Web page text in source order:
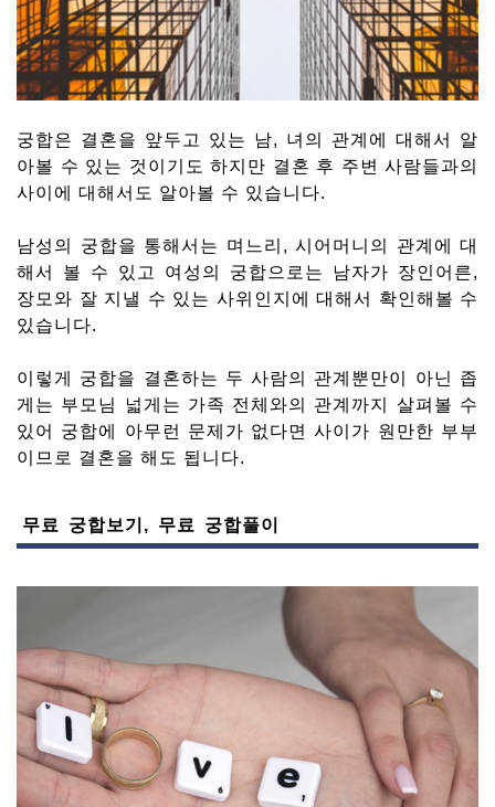
궁합은 결혼을 앞두고 있는 남, 녀의 관계에 대해서 알
아볼 수 있는 것이기도 하지만 결혼 후 주변 사람들과의
사이에 대해서도 알아볼 수 있습니다.
남성의 궁합을 통해서는 며느리, 시어머니의 관계에 대
해서 볼 수 있고 여성의 궁합으로는 남자가 장인어른,
장모와 잘 지낼 수 있는 사위인지에 대해서 확인해볼 수
있습니다.
이렇게 궁합을 결혼하는 두 사람의 관계뿐만이 아닌 좁
게는 부모님 넓게는 가족 전체와의 관계까지 살펴볼 수
있어 궁합에 아무런 문제가 없다면 사이가 원만한 부부
이므로 결혼을 해도 됩니다.
무료 궁합보기, 무료 궁합풀이